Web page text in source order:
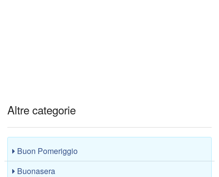
Altre categorie
Buon Pomeriggio
Buonasera